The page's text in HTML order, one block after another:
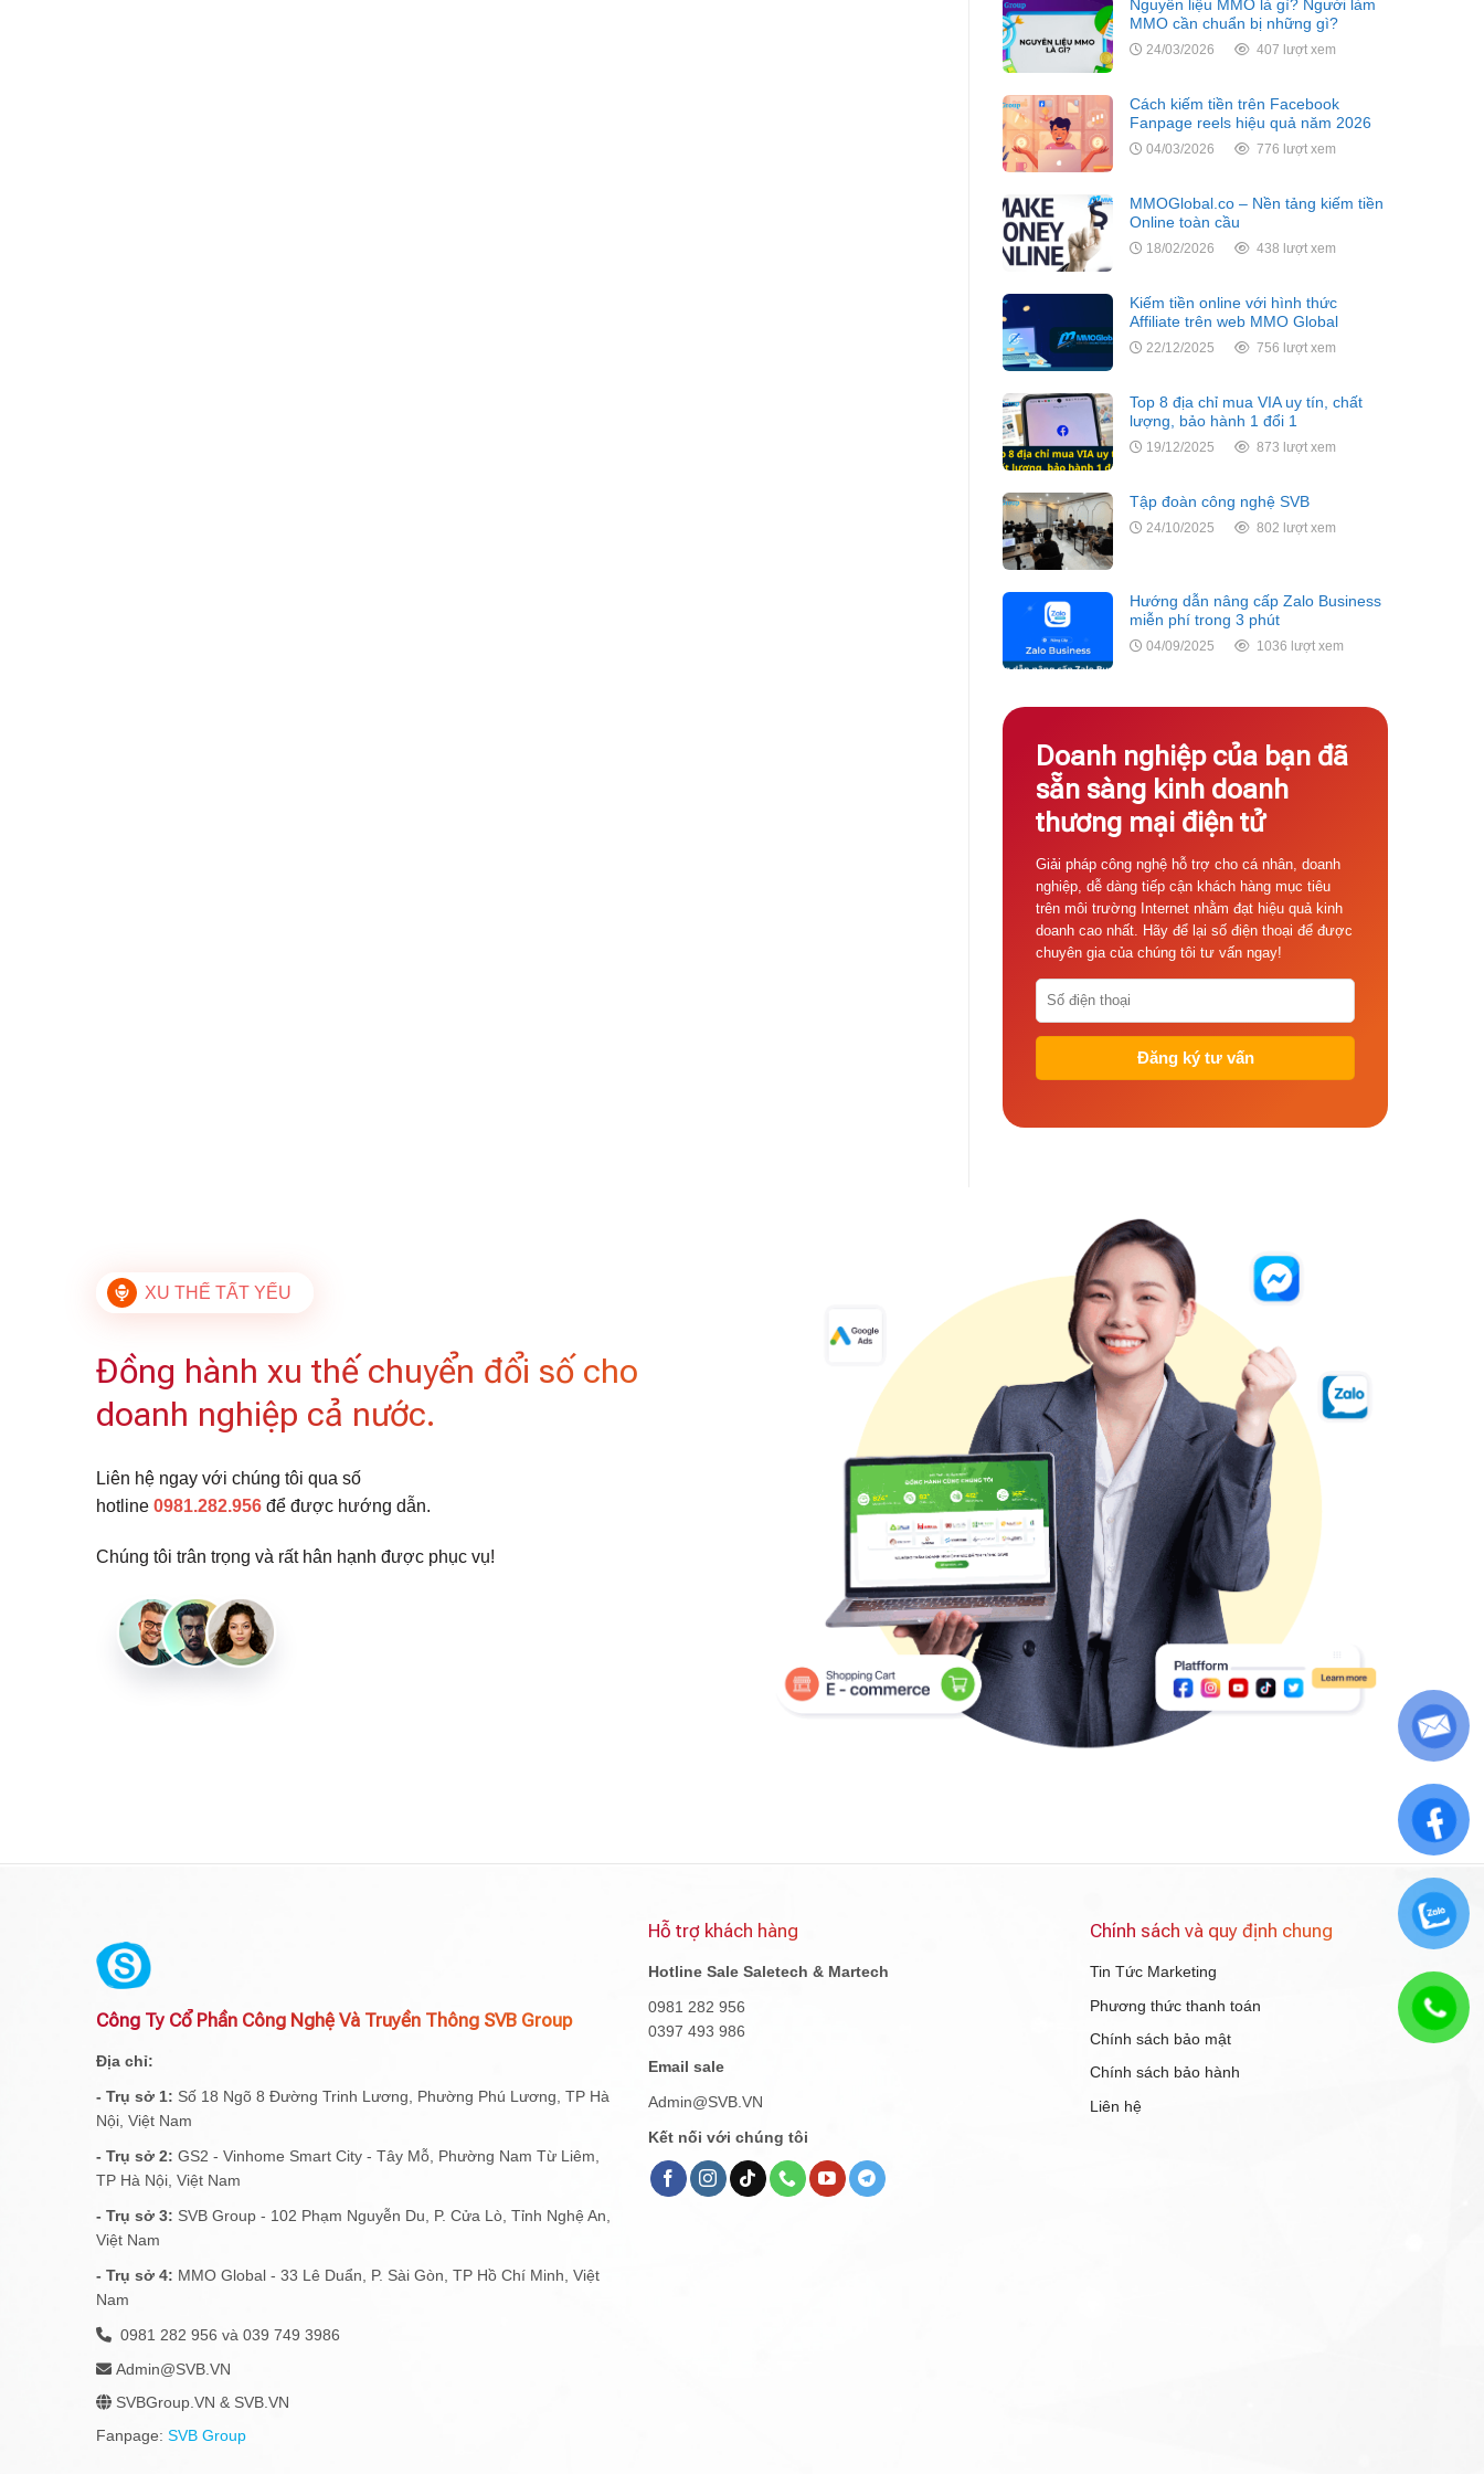
Nguyên liệu MMO là gì? Người làm
MMO cần chuẩn bị những gì?
24/03/2026 407 lượt xem
Cách kiếm tiền trên Facebook
Fanpage reels hiệu quả năm 2026
04/03/2026 776 lượt xem
MMOGlobal.co – Nền tảng kiếm tiền
Online toàn cầu
18/02/2026 438 lượt xem
Kiếm tiền online với hình thức
Affiliate trên web MMO Global
22/12/2025 756 lượt xem
Top 8 địa chỉ mua VIA uy tín, chất
lượng, bảo hành 1 đổi 1
19/12/2025 873 lượt xem
Tập đoàn công nghệ SVB
24/10/2025 802 lượt xem
Hướng dẫn nâng cấp Zalo Business
miễn phí trong 3 phút
04/09/2025 1036 lượt xem
Doanh nghiệp của bạn đã
sẵn sàng kinh doanh
thương mại điện tử
Giải pháp công nghệ hỗ trợ cho cá nhân, doanh
nghiệp, dễ dàng tiếp cận khách hàng mục tiêu
trên môi trường Internet nhằm đạt hiệu quả kinh
doanh cao nhất. Hãy để lại số điện thoại để được
chuyên gia của chúng tôi tư vấn ngay!
XU THẾ TẤT YẾU
Đồng hành xu thế chuyển đổi số cho
doanh nghiệp cả nước.
Liên hệ ngay với chúng tôi qua số
hotline 0981.282.956 để được hướng dẫn.
Chúng tôi trân trọng và rất hân hạnh được phục vụ!
Công Ty Cổ Phần Công Nghệ Và Truyền Thông SVB Group
Địa chỉ:
- Trụ sở 1: Số 18 Ngõ 8 Đường Trinh Lương, Phường Phú Lương, TP Hà
Nội, Việt Nam
- Trụ sở 2: GS2 - Vinhome Smart City - Tây Mỗ, Phường Nam Từ Liêm,
TP Hà Nội, Việt Nam
- Trụ sở 3: SVB Group - 102 Phạm Nguyễn Du, P. Cửa Lò, Tỉnh Nghệ An,
Việt Nam
- Trụ sở 4: MMO Global - 33 Lê Duẩn, P. Sài Gòn, TP Hồ Chí Minh, Việt
Nam
0981 282 956 và 039 749 3986
Admin@SVB.VN
SVBGroup.VN & SVB.VN
Fanpage: SVB Group
Hỗ trợ khách hàng
Hotline Sale Saletech & Martech
0981 282 956
0397 493 986
Email sale
Admin@SVB.VN
Kết nối với chúng tôi
Chính sách và quy định chung
Tin Tức Marketing
Phương thức thanh toán
Chính sách bảo mật
Chính sách bảo hành
Liên hệ